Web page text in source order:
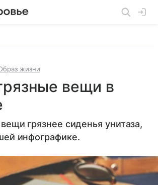
жизни
вещи в
грязнее сиденья унитаза,
инфографике.